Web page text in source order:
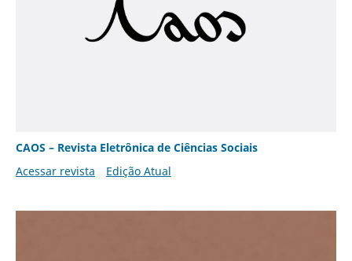
CAOS – Revista Eletrônica de Ciências Sociais
Acessar revista
Edição Atual